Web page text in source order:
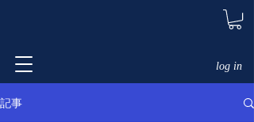
log in
記事